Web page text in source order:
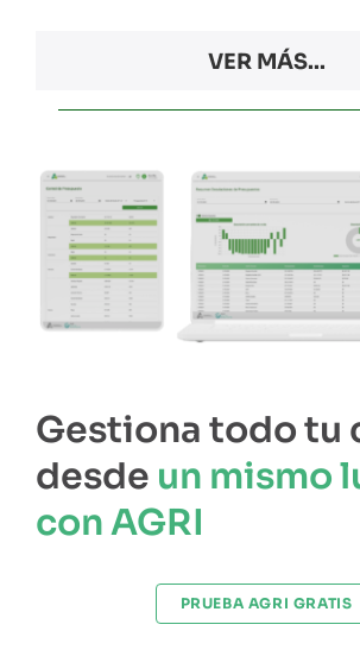
VER MÁS...
Gestiona todo tu
desde un mismo
con AGRI
PRUEBA AGRI GRATIS